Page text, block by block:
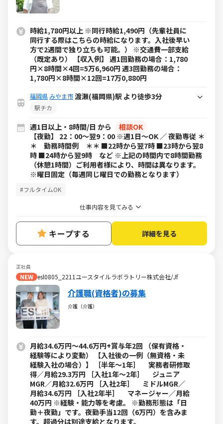
時給1,780円以上 ※同行時給1,490円（先輩社員に
同行する際はこちらの時給になります。入社後早い
方で2週間で独り立ちも可能。） ※交通費一部支給
（既定あり） 【収入例】 週1回勤務の場合：1,780
円×8時間×4回=5万6,960円 週3回勤務の場合：
1,780円×8時間×12回=17万0,880円
福岡県 みやま市渡瀬(福岡県)駅 より徒歩3分
駅チカ
週1日以上・8時間/日 から
相談OK
【夜勤】 22：00～翌9：00 ※週1日～OK ／ 夜勤専従 ＊
＊ 勤務時間例 ＊＊ ■22時から翌7時 ■23時から翌8
時 ■24時から翌9時 など ※上記の時間内で8時間勤務
（休憩1時間）ご利用者様により、時間は異なります。
※曜日固定（毎週同じ曜日での勤務となります）
#フルタイムOK
仕事内容を見てみる
キープする 詳細を見る
正社員
NEW esl0805_2211ユースタイルラボラトリー株式会社/Jf
介護職(資格者)の募集
介護（介護）
月給34.6万円～44.6万円+賞与年2回 （保有資格・
経験等により変動） 【入社後の一例（無資格・未
経験入社の場合）】 ［半年～1年］ 実務者研修取
得／月給29.3万円 ［入社1年～2年］ ジュニア
MGR／月給32.6万円 ［入社2年］ ミドルMGR／
月給34.6万円 ［入社2年半］ マネージャー／月給
40万円 ※経験・能力等を考慮。 ※勤務形態は「日
勤＋夜勤」です。夜勤手当12回（6万円）を含みま
す。超過分は別途支給となります。